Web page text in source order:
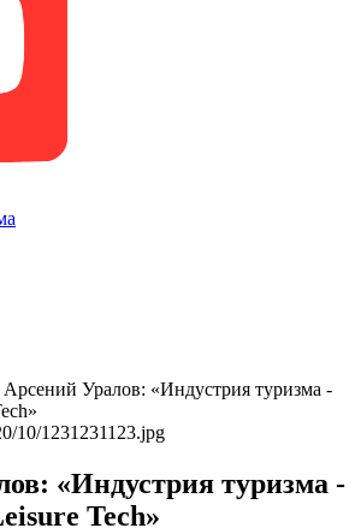
Арсений Уралов: «Индустрия туризма -
«Индустрия туризма -
Tech»